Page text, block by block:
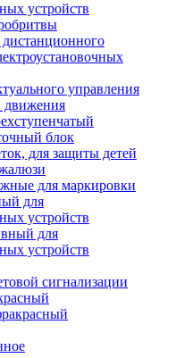
устройств
управления
движения
блок
для защиты детей
для маркировки
для
устройств
для
устройств
сигнализации